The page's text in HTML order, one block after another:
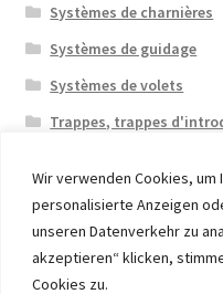
Wir verwenden Cookies,
personalisierte Anzeigen
unseren Datenverkehr zu
akzeptieren“ klicken,
Cookies zu.
Systèmes de charnières
Systèmes de guidage
Systèmes de volets
Trappes, trappes
© 2026 Eruon Trade UG,